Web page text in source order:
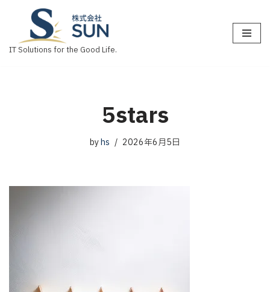
ン
IT Solutions for the Good Life.
5stars
byhs 2026年6月5日